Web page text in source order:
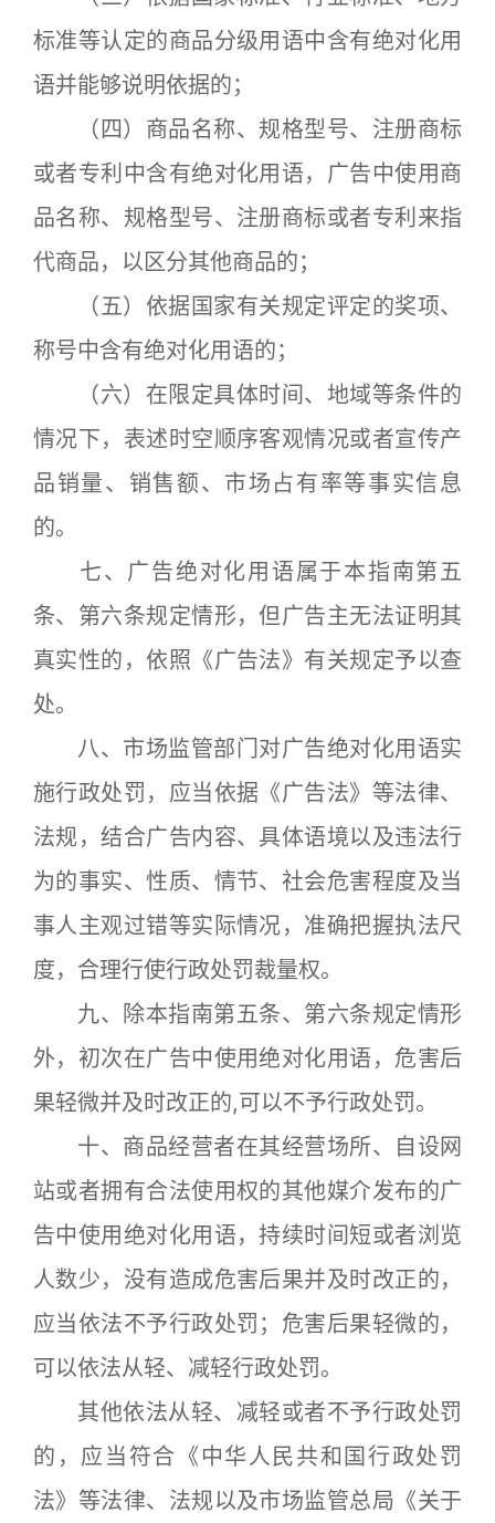
标准等认定的商品分级用语中含有绝对化用
语并能够说明依据的；
（四）商品名称、规格型号、注册商标
或者专利中含有绝对化用语，广告中使用商
品名称、规格型号、注册商标或者专利来指
代商品，以区分其他商品的；
（五）依据国家有关规定评定的奖项、
称号中含有绝对化用语的；
（六）在限定具体时间、地域等条件的
情况下，表述时空顺序客观情况或者宣传产
品销量、销售额、市场占有率等事实信息
的。
七、广告绝对化用语属于本指南第五
条、第六条规定情形，但广告主无法证明其
真实性的，依照《广告法》有关规定予以查
处。
八、市场监管部门对广告绝对化用语实
施行政处罚，应当依据《广告法》等法律、
法规，结合广告内容、具体语境以及违法行
为的事实、性质、情节、社会危害程度及当
事人主观过错等实际情况，准确把握执法尺
度，合理行使行政处罚裁量权。
九、除本指南第五条、第六条规定情形
外，初次在广告中使用绝对化用语，危害后
果轻微并及时改正的,可以不予行政处罚。
十、商品经营者在其经营场所、自设网
站或者拥有合法使用权的其他媒介发布的广
告中使用绝对化用语，持续时间短或者浏览
人数少，没有造成危害后果并及时改正的，
应当依法不予行政处罚；危害后果轻微的，
可以依法从轻、减轻行政处罚。
其他依法从轻、减轻或者不予行政处罚
的，应当符合《中华人民共和国行政处罚
法》等法律、法规以及市场监管总局《关于